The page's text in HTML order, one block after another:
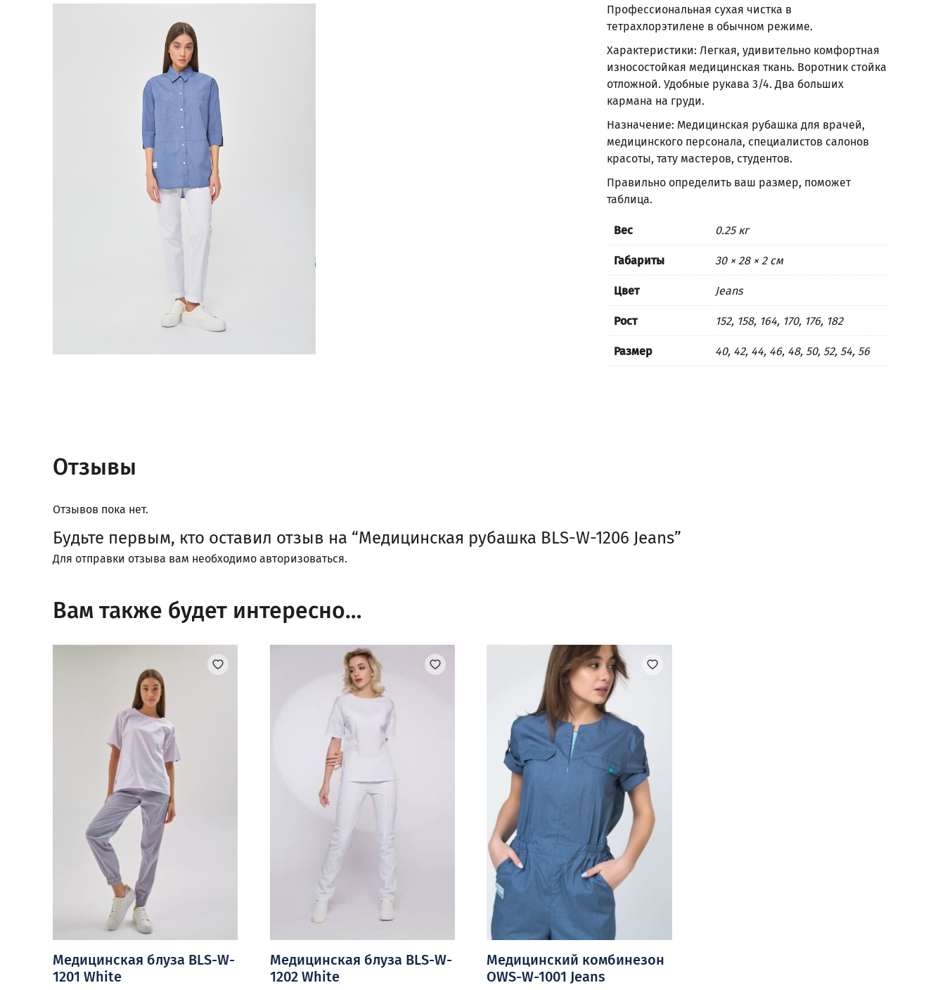
Профессиональная сухая чистка в
тетрахлорэтилене в обычном режиме.
Характеристики: Легкая, удивительно комфортная
износостойкая медицинская ткань. Воротник стойка
отложной. Удобные рукава 3/4. Два больших
кармана на груди.
Назначение: Медицинская рубашка для врачей,
медицинского персонала, специалистов салонов
красоты, тату мастеров, студентов.
Правильно определить ваш размер, поможет
таблица.
Вес 0.25 кг
Габариты 30 × 28 × 2 см
Цвет Jeans
Рост 152, 158, 164, 170, 176, 182
Размер 40, 42, 44, 46, 48, 50, 52, 54, 56
Отзывы
Отзывов пока нет.
Будьте первым, кто оставил отзыв на “Медицинская рубашка BLS-W-1206 Jeans”
Для отправки отзыва вам необходимо авторизоваться.
Вам также будет интересно…
Медицинская блуза BLS-W-
1201 White
Медицинская блуза BLS-W-
1202 White
Медицинский комбинезон
OWS-W-1001 Jeans